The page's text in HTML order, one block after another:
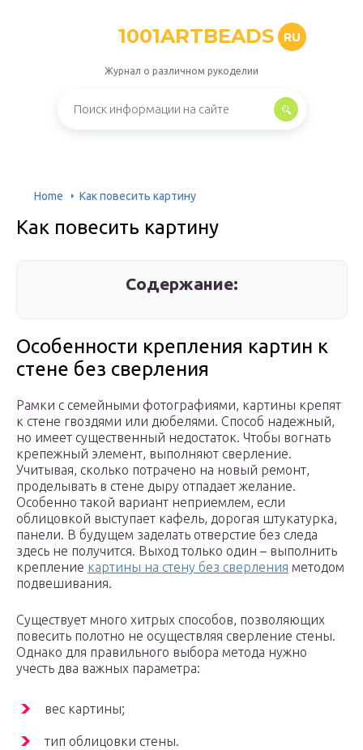
1001ARTBEADS RU
Журнал о различном рукоделии
Home Как повесить картину
Как повесить картину
Содержание:
Особенности крепления картин к
стене без сверления
Рамки с семейными фотографиями, картины крепят
к стене гвоздями или дюбелями. Способ надежный,
но имеет существенный недостаток. Чтобы вогнать
крепежный элемент, выполняют сверление.
Учитывая, сколько потрачено на новый ремонт,
проделывать в стене дыру отпадает желание.
Особенно такой вариант неприемлем, если
облицовкой выступает кафель, дорогая штукатурка,
панели. В будущем заделать отверстие без следа
здесь не получится. Выход только один – выполнить
крепление картины на стену без сверления методом
подвешивания.
Существует много хитрых способов, позволяющих
повесить полотно не осуществляя сверление стены.
Однако для правильного выбора метода нужно
учесть два важных параметра:
вес картины;
тип облицовки стены.